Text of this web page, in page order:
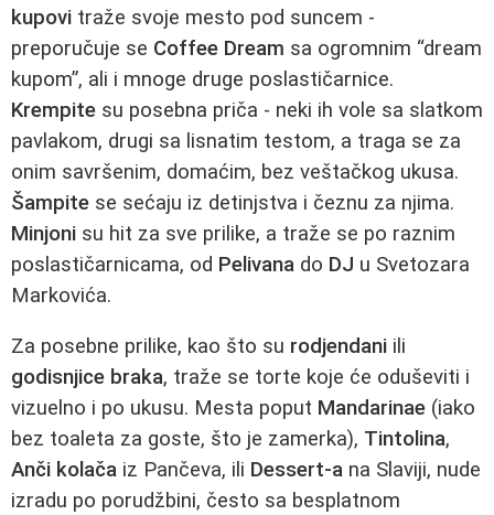
kupovi traže svoje mesto pod suncem -
preporučuje se Coffee Dream sa ogromnim “dream
kupom”, ali i mnoge druge poslastičarnice.
Krempite su posebna priča - neki ih vole sa slatkom
pavlakom, drugi sa lisnatim testom, a traga se za
onim savršenim, domaćim, bez veštačkog ukusa.
Šampite se sećaju iz detinjstva i čeznu za njima.
Minjoni su hit za sve prilike, a traže se po raznim
poslastičarnicama, od Pelivana do DJ u Svetozara
Markovića.
Za posebne prilike, kao što su rodjendani ili
godisnjice braka, traže se torte koje će oduševiti i
vizuelno i po ukusu. Mesta poput Mandarinae (iako
bez toaleta za goste, što je zamerka), Tintolina,
Anči kolača iz Pančeva, ili Dessert-a na Slaviji, nude
izradu po porudžbini, često sa besplatnom